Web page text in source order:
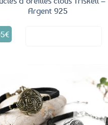
Argent 925
€
Ajouter
favoris